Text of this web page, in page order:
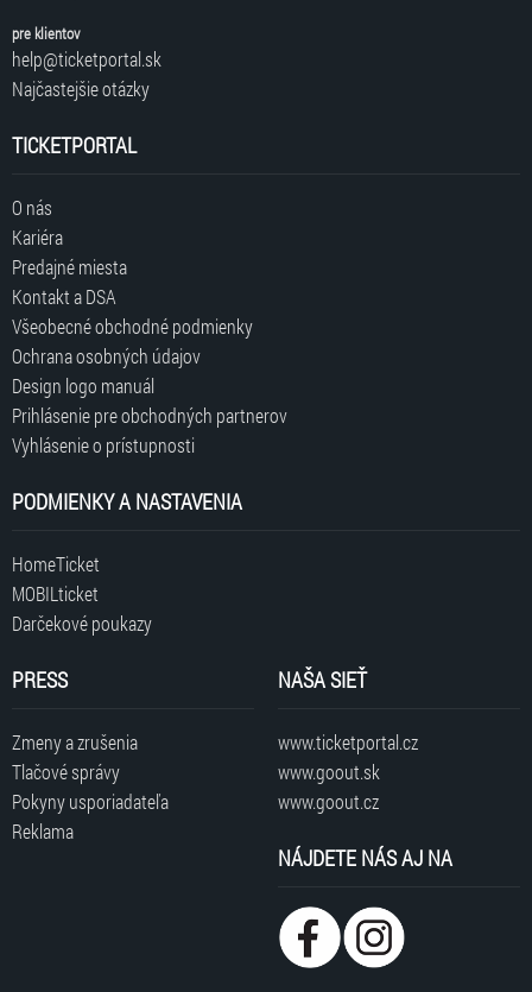
pre klientov
help@ticketportal.sk
Najčastejšie otázky
TICKETPORTAL
O nás
Kariéra
Predajné miesta
Kontakt a DSA
Všeobecné obchodné podmienky
Ochrana osobných údajov
Design logo manuál
Prihlásenie pre obchodných partnerov
Vyhlásenie o prístupnosti
PODMIENKY A NASTAVENIA
HomeTicket
MOBILticket
Darčekové poukazy
PRESS
Zmeny a zrušenia
Tlačové správy
Pokyny usporiadateľa
Reklama
NAŠA SIEŤ
www.ticketportal.cz
www.goout.sk
www.goout.cz
NÁJDETE NÁS AJ NA